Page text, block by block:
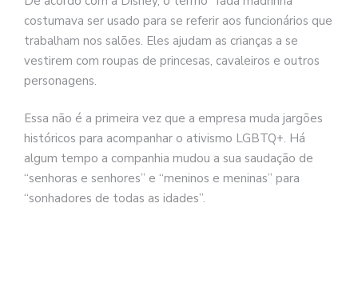
costumava ser usado para se referir aos funcionários que
trabalham nos salões. Eles ajudam as crianças a se
vestirem com roupas de princesas, cavaleiros e outros
personagens.
Essa não é a primeira vez que a empresa muda jargões
históricos para acompanhar o ativismo LGBTQ+. Há
algum tempo a companhia mudou a sua saudação de
“senhoras e senhores” e “meninos e meninas” para
“sonhadores de todas as idades”.